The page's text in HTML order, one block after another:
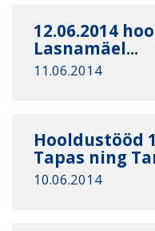
12.06.2014
Lasnamäel...
11.06.2014
Hooldustööd
Tapas ning
10.06.2014